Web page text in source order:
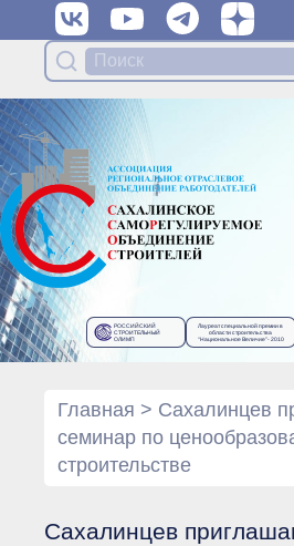
РОССИЙСКИЙ
СТРОИТЕЛЬНЫЙ
ОЛИМП
Лауреат специальной премии в
области строительства
“Национальное Величие”- 2010
Главная > Сахалинцев
семинар по
строительстве
Сахалинцев